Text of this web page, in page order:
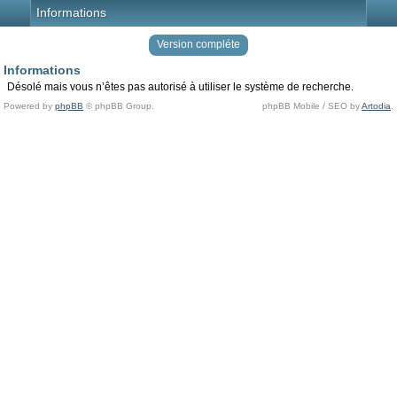
Informations
Version compléte
Informations
Désolé mais vous n’êtes pas autorisé à utiliser le système de recherche.
Powered by phpBB © phpBB Group. phpBB Mobile / SEO byArtodia